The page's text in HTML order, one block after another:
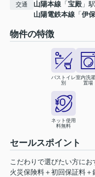
交通 山陽本線 「宝殿 」
山陽電鉄本線 「伊保
物件の特徴
バストイレ
別
室内洗
置場
ネット使用
料無料
セールスポイント
こだわりで選びたい方に
火災保険料＋初回保証料